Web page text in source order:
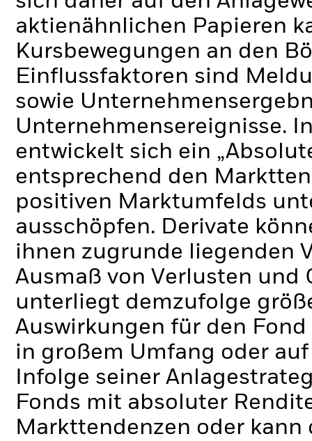
aktienähnlichen Papieren
Kursbewegungen an den
Einflussfaktoren sind
sowie
Unternehmensereignisse.
entwickelt sich ein
entsprechend den
positiven Marktumfelds
ausschöpfen. Derivate
ihnen zugrunde liegenden
Ausmaß von Verlusten und
unterliegt demzufolge
Auswirkungen für den
in großem Umfang oder
Infolge seiner
Fonds mit absoluter
Markttendenzen oder